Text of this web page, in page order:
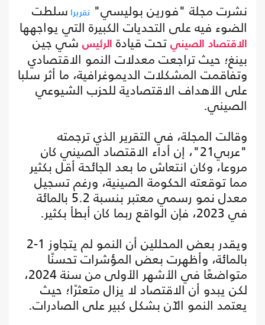
نشرت مجلة "فورين بوليسي" تقريرا سلطت
الضوء فيه على التحديات الكبيرة التي يواجهها
الاقتصاد الصيني تحت قيادة الرئيس شي جين
بينغ؛ حيث تراجعت معدلات النمو الاقتصادي
وتفاقمت المشكلات الديموغرافية، ما أثر سلبا
على الأهداف الاقتصادية للحزب الشيوعي
الصيني.
وقالت المجلة، في التقرير الذي ترجمته
"عربي21"، إن أداء الاقتصاد الصيني كان
مروعا، وكان انتعاش ما بعد الجائحة أقل بكثير
مما توقعته الحكومة الصينية، ورغم تسجيل
معدل نمو رسمي معتبر بنسبة 5.2 بالمائة
في 2023، فإن الواقع ربما كان أبطأ بكثير.
ويقدر بعض المحللين أن النمو لم يتجاوز 1-2
بالمائة، وأظهرت بعض المؤشرات تحسنًا
متواضعًا في الأشهر الأولى من سنة 2024،
لكن يبدو أن الاقتصاد لا يزال متعثرًا؛ حيث
يعتمد النمو الآن بشكل كبير على الصادرات.